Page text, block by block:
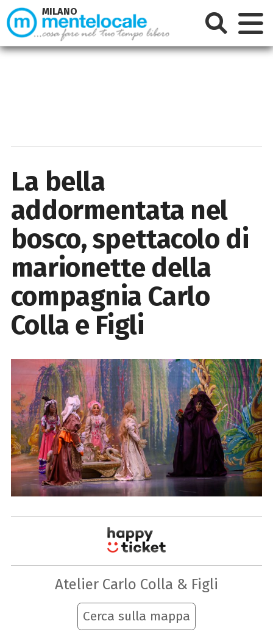
La bella
addormentata nel
bosco, spettacolo di
marionette della
compagnia Carlo
Colla e Figli
Atelier Carlo Colla & Figli
Cerca sulla mappa
MILANO